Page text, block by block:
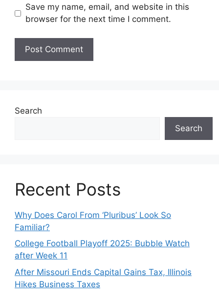
Save my name, email, and website in this
browser for the next time I comment.
Search
Search
Recent Posts
Why Does Carol From ‘Pluribus’ Look So
Familiar?
College Football Playoff 2025: Bubble Watch
after Week 11
After Missouri Ends Capital Gains Tax, Illinois
Hikes Business Taxes